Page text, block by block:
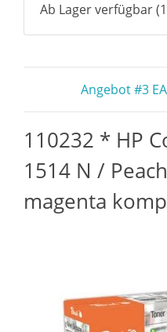
Ab Lager verfügbar
Angebot #3
110232 * HP
1514 N /
magenta